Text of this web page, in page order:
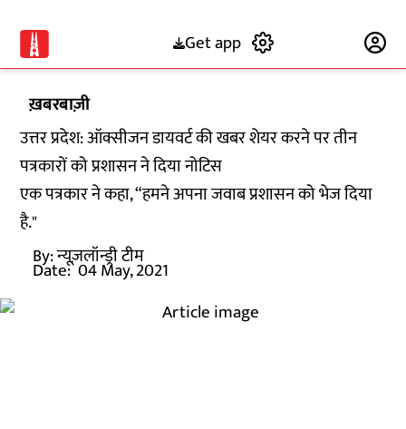
Get app
ख़बरबाज़ी
उत्तर प्रदेश: ऑक्सीजन डायवर्ट की खबर शेयर करने पर तीन
पत्रकारों को प्रशासन ने दिया नोटिस
एक पत्रकार ने कहा, “हमने अपना जवाब प्रशासन को भेज दिया
है."
By:न्यूज़लॉन्ड्री टीम
Date: 04 May, 2021